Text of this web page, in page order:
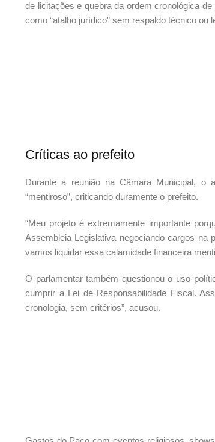
de licitações e quebra da ordem cronológica
como “atalho jurídico” sem respaldo técnico ou
Críticas ao prefeito
Durante a reunião na Câmara Municipal, o
“mentiroso”, criticando duramente o prefeito.
“Meu projeto é extremamente importante
Assembleia Legislativa negociando cargos na
vamos liquidar essa calamidade financeira
O parlamentar também questionou o uso
cumprir a Lei de Responsabilidade Fiscal.
cronologia, sem critérios”, acusou.